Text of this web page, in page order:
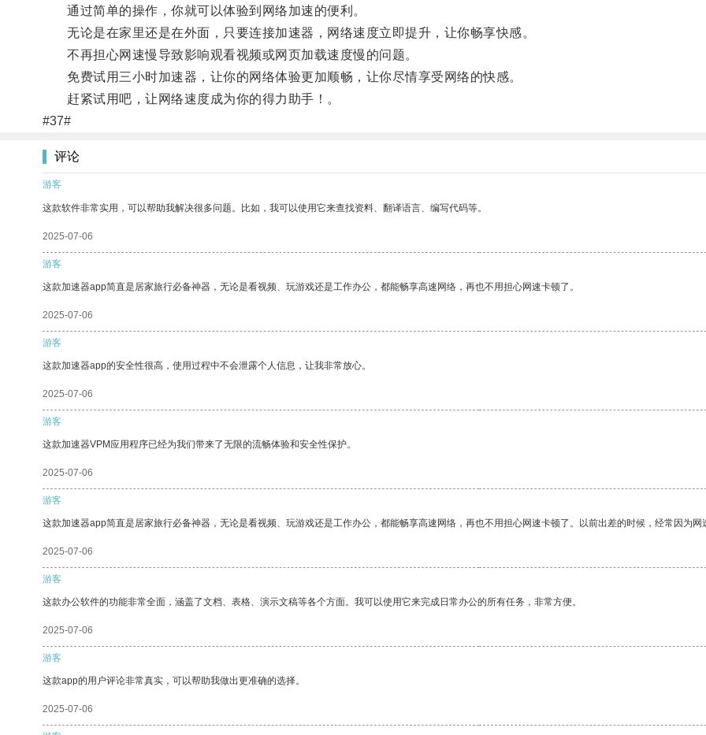
通过简单的操作，你就可以体验到网络加速的便利。
无论是在家里还是在外面，只要连接加速器，网络速度立即提升，让你畅享快感。
不再担心网速慢导致影响观看视频或网页加载速度慢的问题。
免费试用三小时加速器，让你的网络体验更加顺畅，让你尽情享受网络的快感。
赶紧试用吧，让网络速度成为你的得力助手！。
#37#
评论
游客
这款软件非常实用，可以帮助我解决很多问题。比如，我可以使用它来查找资料、翻译语言、编写代码等。
2025-07-06
游客
这款加速器app简直是居家旅行必备神器，无论是看视频、玩游戏还是工作办公，都能畅享高速网络，再也不用担心网速卡顿了。
2025-07-06
游客
这款加速器app的安全性很高，使用过程中不会泄露个人信息，让我非常放心。
2025-07-06
游客
这款加速器VPM应用程序已经为我们带来了无限的流畅体验和安全性保护。
2025-07-06
游客
这款加速器app简直是居家旅行必备神器，无论是看视频、玩游戏还是工作办公，都能畅享高速网络，再也不用担心网速卡顿了。以前出差的时候，经常因为
2025-07-06
游客
这款办公软件的功能非常全面，涵盖了文档、表格、演示文稿等各个方面。我可以使用它来完成日常办公的所有任务，非常方便。
2025-07-06
游客
这款app的用户评论非常真实，可以帮助我做出更准确的选择。
2025-07-06